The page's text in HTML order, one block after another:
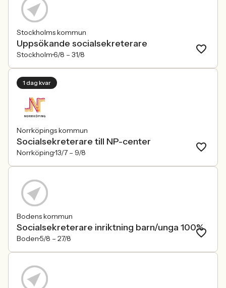
Stockholms kommun
Uppsökande socialsekreterare
Stockholm6/8 – 31/8
1 dag kvar
Norrköpings kommun
Socialsekreterare till NP-center
Norrköping13/7 – 9/8
Bodens kommun
Socialsekreterare inriktning barn/unga 100%
Boden5/8 – 27/8